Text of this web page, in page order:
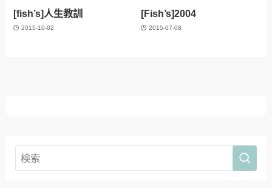
[fish’s]人生教訓
2015-10-02
[Fish’s]2004
2015-07-08